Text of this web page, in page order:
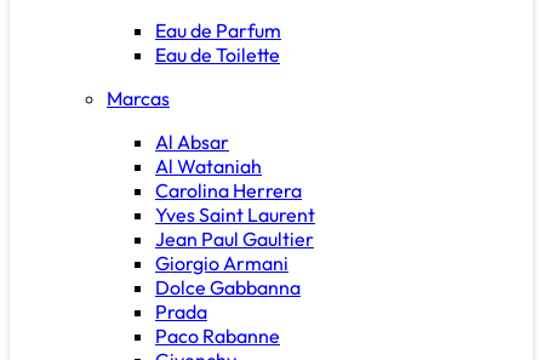
Eau de Parfum
Eau de Toilette
Marcas
Al Absar
Al Wataniah
Carolina Herrera
Yves Saint Laurent
Jean Paul Gaultier
Giorgio Armani
Dolce Gabbanna
Prada
Paco Rabanne